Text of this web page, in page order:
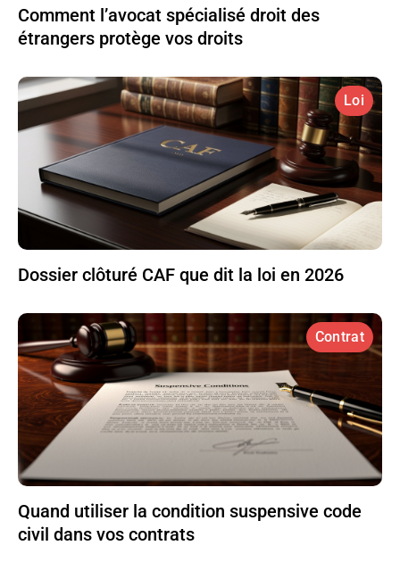
Comment l’avocat spécialisé droit des
étrangers protège vos droits
Loi
Dossier clôturé CAF que dit la loi en 2026
Contrat
Quand utiliser la condition suspensive code
civil dans vos contrats